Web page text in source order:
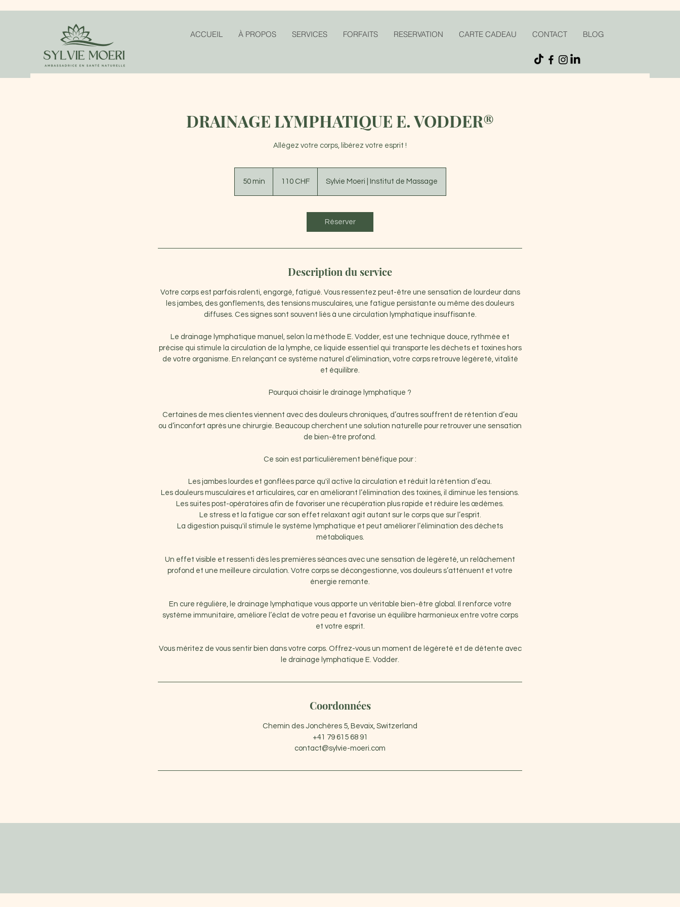
ACCUEIL À PROPOS SERVICES FORFAITS RESERVATION CARTE CADEAU CONTACT BLOG
DRAINAGE LYMPHATIQUE E. VODDER®
Allégez votre corps, libérez votre esprit !
50 min
suisses
110 CHF Sylvie Moeri | Institut de Massage
Réserver
Description du service
Votre corps est parfois ralenti, engorgé, fatigué. Vous ressentez peut-être une sensation de lourdeur dans
les jambes, des gonflements, des tensions musculaires, une fatigue persistante ou même des douleurs
diffuses. Ces signes sont souvent liés à une circulation lymphatique insuffisante.
Le drainage lymphatique manuel, selon la méthode E. Vodder, est une technique douce, rythmée et
précise qui stimule la circulation de la lymphe, ce liquide essentiel qui transporte les déchets et toxines hors
de votre organisme. En relançant ce système naturel d’élimination, votre corps retrouve légèreté, vitalité
et équilibre.
Pourquoi choisir le drainage lymphatique ?
Certaines de mes clientes viennent avec des douleurs chroniques, d’autres souffrent de rétention d’eau
ou d’inconfort après une chirurgie. Beaucoup cherchent une solution naturelle pour retrouver une sensation
de bien-être profond.
Ce soin est particulièrement bénéfique pour :
Les jambes lourdes et gonflées parce qu'il active la circulation et réduit la rétention d’eau.
Les douleurs musculaires et articulaires, car en améliorant l’élimination des toxines, il diminue les tensions.
Les suites post-opératoires afin de favoriser une récupération plus rapide et réduire les œdèmes.
Le stress et la fatigue car son effet relaxant agit autant sur le corps que sur l’esprit.
La digestion puisqu'il stimule le système lymphatique et peut améliorer l’élimination des déchets
métaboliques.
Un effet visible et ressenti dès les premières séances avec une sensation de légèreté, un relâchement
profond et une meilleure circulation. Votre corps se décongestionne, vos douleurs s’atténuent et votre
énergie remonte.
En cure régulière, le drainage lymphatique vous apporte un véritable bien-être global. Il renforce votre
système immunitaire, améliore l’éclat de votre peau et favorise un équilibre harmonieux entre votre corps
et votre esprit.
Vous méritez de vous sentir bien dans votre corps. Offrez-vous un moment de légèreté et de détente avec
le drainage lymphatique E. Vodder.
Coordonnées
Chemin des Jonchères 5, Bevaix, Switzerland
+41 79 615 68 91
contact@sylvie-moeri.com